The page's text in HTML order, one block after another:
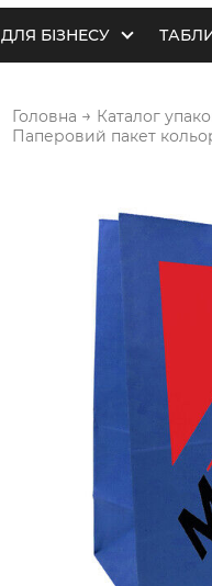
ДЛЯ БІЗНЕСУ
Головна → Каталог
Паперовий пакет